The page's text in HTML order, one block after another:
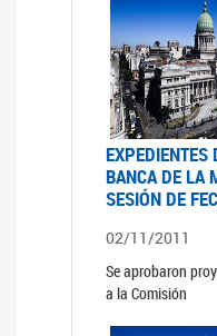
EXPEDIENTES
BANCA DE LA
SESIÓN DE
02/11/2011
Se aprobaron
a la Comisión